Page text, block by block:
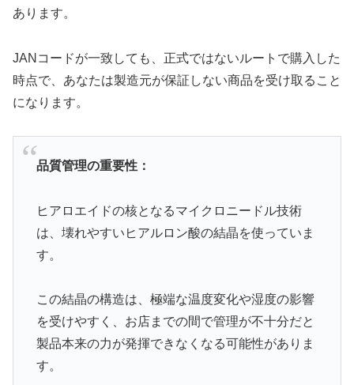
あります。
JANコードが一致しても、正式ではないルートで購入した
時点で、あなたは製造元が保証しない商品を受け取ること
になります。
品質管理の重要性：
ヒアロエイドの核となるマイクロニードル技術
は、壊れやすいヒアルロン酸の結晶を使っていま
す。
この結晶の構造は、極端な温度変化や湿度の影響
を受けやすく、お店までの間で管理が不十分だと
製品本来の力が発揮できなくなる可能性がありま
す。